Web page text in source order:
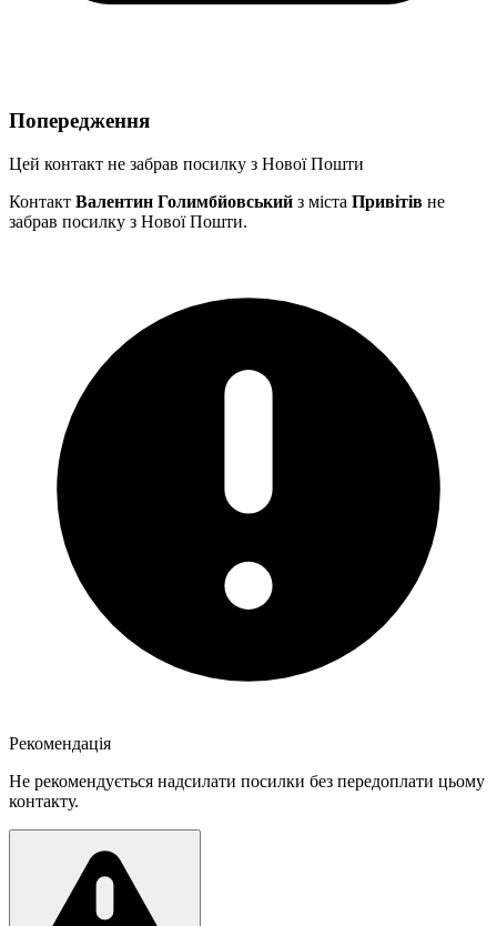
Попередження
Цей контакт не забрав посилку з Нової Пошти
Контакт Валентин Голимбйовський з міста Привітів не
забрав посилку з Нової Пошти.
Рекомендація
Не рекомендується надсилати посилки без передоплати цьому
контакту.